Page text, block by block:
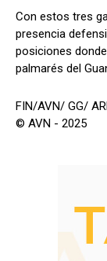
Con estos tres
presencia
posiciones
palmarés del
FIN/AVN/ GG/
© AVN - 2025